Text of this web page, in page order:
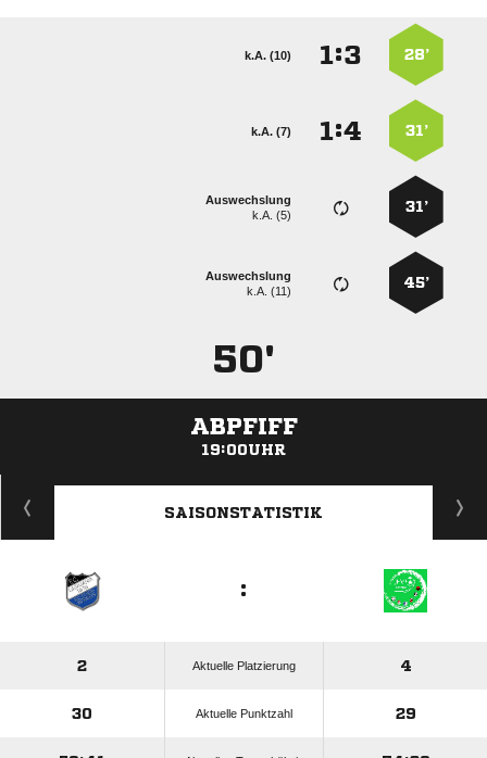
28’
:
k.A. (10)
31’
:
k.A. (7)
31’
Auswechslung
k.A. (5)
45’
Auswechslung
k.A. (11)
50'
ABPFIFF
19:00UHR
ANZEIGE
SAISONSTATISTIK
:
2 Aktuelle Platzierung 4
30 Aktuelle Punktzahl 29